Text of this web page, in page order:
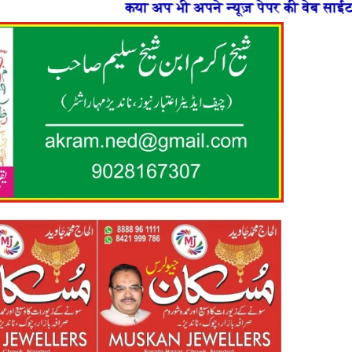
कया अप भी अपने न्यूज़ पेपर की वेब साईट बनाना चाहते है या